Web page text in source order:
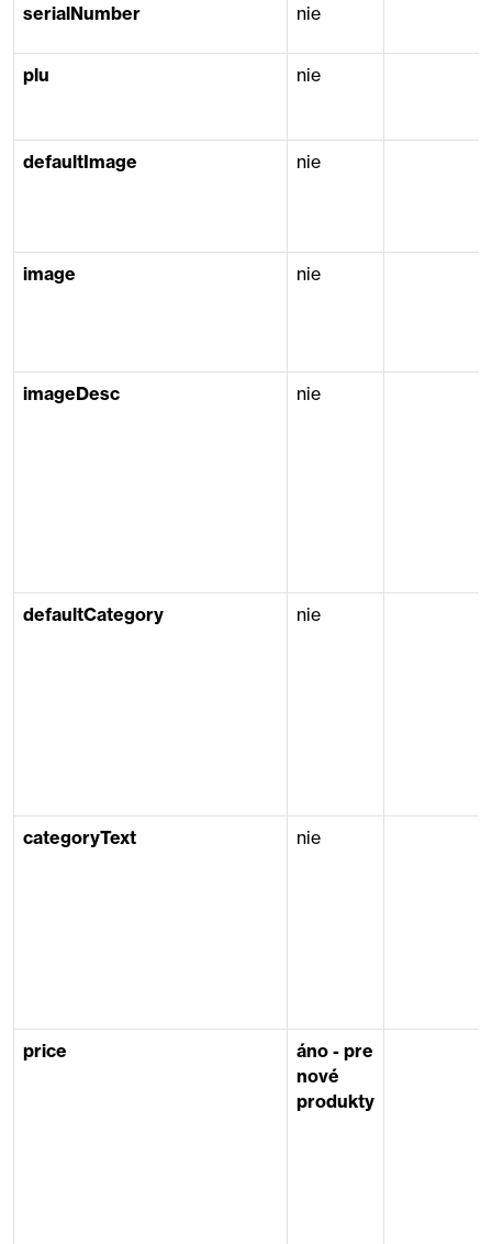
serialNumber nie
plu nie
defaultImage nie
image nie
imageDesc nie
defaultCategory nie
categoryText nie
price
áno - pre
nové
produkty